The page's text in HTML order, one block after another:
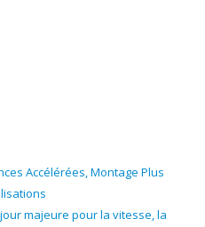
Accélérées, Montage Plus
majeure pour la vitesse, la